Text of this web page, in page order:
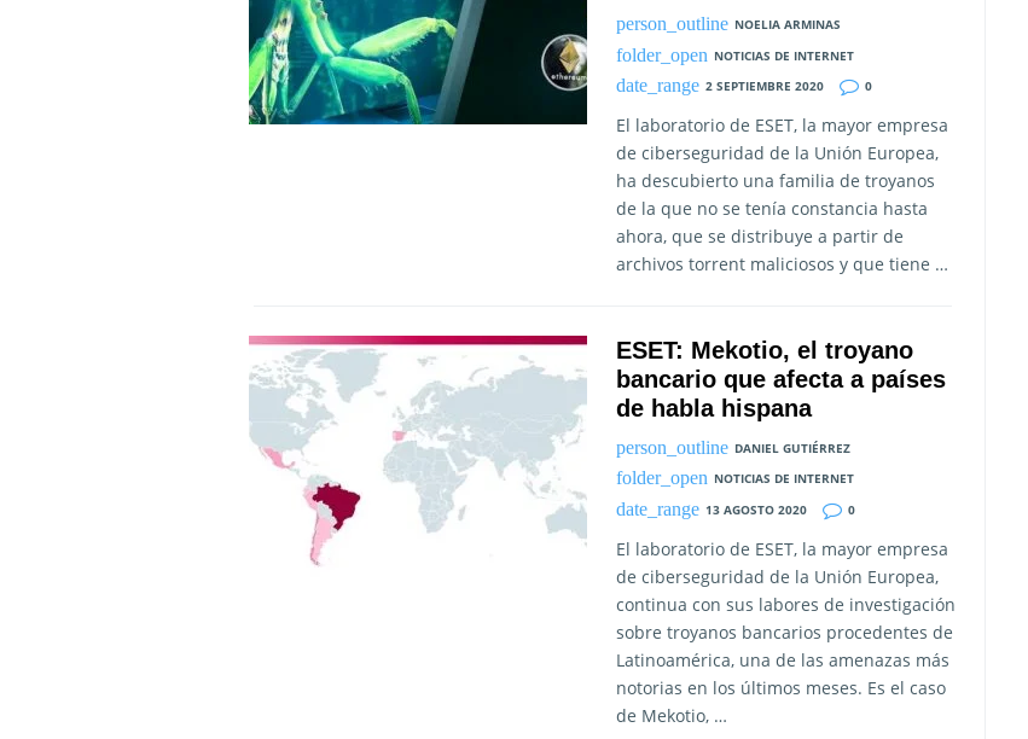
NOELIA ARMINAS
NOTICIAS DE INTERNET
2 SEPTIEMBRE 2020
0
El laboratorio de ESET, la mayor empresa
de ciberseguridad de la Unión Europea,
ha descubierto una familia de troyanos
de la que no se tenía constancia hasta
ahora, que se distribuye a partir de
archivos torrent maliciosos y que tiene …
ESET: Mekotio, el troyano
bancario que afecta a países
de habla hispana
DANIEL GUTIÉRREZ
NOTICIAS DE INTERNET
13 AGOSTO 2020
0
El laboratorio de ESET, la mayor empresa
de ciberseguridad de la Unión Europea,
continua con sus labores de investigación
sobre troyanos bancarios procedentes de
Latinoamérica, una de las amenazas más
notorias en los últimos meses. Es el caso
de Mekotio, …